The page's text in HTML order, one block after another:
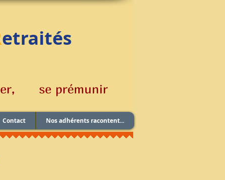
etraités
se prémunir
Contact Nos adhérents racontent...